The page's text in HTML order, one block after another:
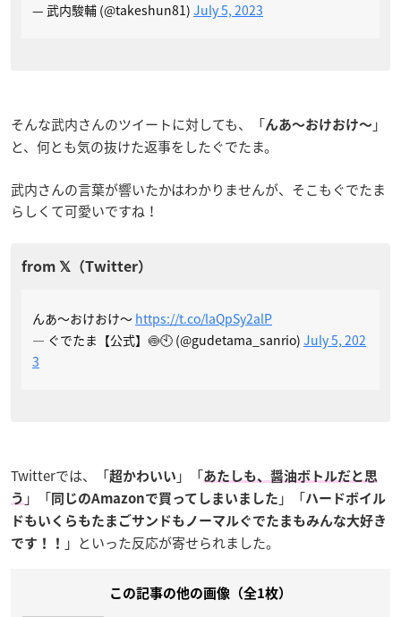
— 武内駿輔 (@takeshun81) July 5, 2023
そんな武内さんのツイートに対しても、「んあ〜おけおけ〜 」
と、何とも気の抜けた返事をしたぐでたま。
武内さんの言葉が響いたかはわかりませんが、そこもぐでたま
らしくて可愛いですね！
んあ〜おけおけ〜 https://t.co/laQpSy2alP
— ぐでたま【公式】🍥🕙 (@gudetama_sanrio) July 5, 202
3
Twitterでは、「超かわいい 」「あたしも、醤油ボトルだと思
う 」「 同じのAmazonで買ってしまいました 」「ハードボイル
ドもいくらもたまごサンドもノーマルぐでたまもみんな大好き
です！！
」といった反応が寄せられました。
この記事の他の画像（全1枚）